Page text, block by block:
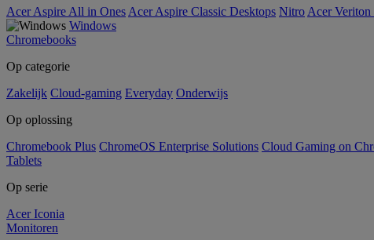
Acer Aspire All in Ones Acer Aspire Classic Desktops Nitro Acer Veriton
Windows
Chromebooks
Op categorie
Zakelijk Cloud-gaming Everyday Onderwijs
Op oplossing
Chromebook Plus ChromeOS Enterprise Solutions Cloud Gaming on
Tablets
Op serie
Acer Iconia
Monitoren